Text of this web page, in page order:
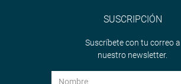
SUSCRIPCIÓN
Suscríbete con tu correo a
nuestro newsletter.